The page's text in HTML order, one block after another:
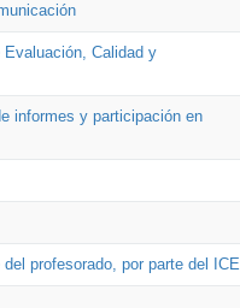
Calidad y
informes y participación en
profesorado, por parte del ICE